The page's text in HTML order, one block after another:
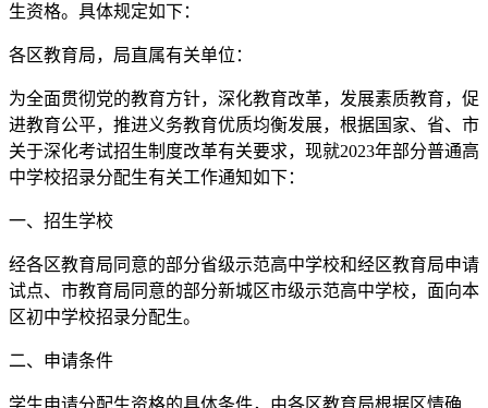
生资格。具体规定如下：
各区教育局，局直属有关单位：
为全面贯彻党的教育方针，深化教育改革，发展素质教育，促
进教育公平，推进义务教育优质均衡发展，根据国家、省、市
关于深化考试招生制度改革有关要求，现就2023年部分普通高
中学校招录分配生有关工作通知如下：
一、招生学校
经各区教育局同意的部分省级示范高中学校和经区教育局申请
试点、市教育局同意的部分新城区市级示范高中学校，面向本
区初中学校招录分配生。
二、申请条件
学生申请分配生资格的具体条件，由各区教育局根据区情确